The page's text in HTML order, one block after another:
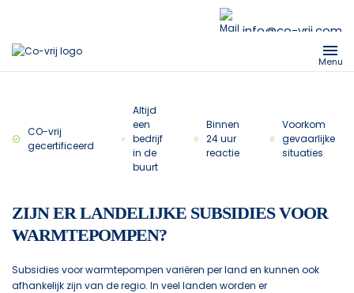
info@co-vrij.com
Menu
CO-vrij
gecertificeerd
Altijd
een
bedrijf
in de
buurt
Binnen
24 uur
reactie
Voorkom
gevaarlijke
situaties
ZIJN ER LANDELIJKE SUBSIDIES VOOR
WARMTEPOMPEN?
Subsidies voor warmtepompen variëren per land en kunnen ook
afhankelijk zijn van de regio. In veel landen worden er